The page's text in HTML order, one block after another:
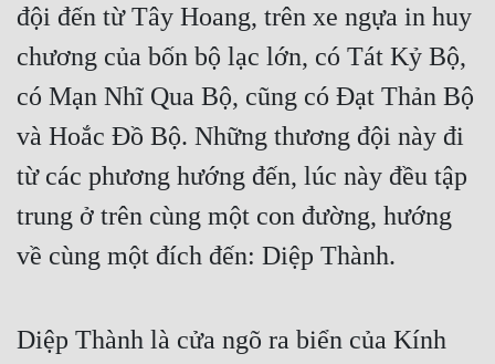
đội đến từ Tây Hoang, trên xe ngựa in huy
chương của bốn bộ lạc lớn, có Tát Kỷ Bộ,
có Mạn Nhĩ Qua Bộ, cũng có Đạt Thản Bộ
và Hoắc Đồ Bộ. Những thương đội này đi
từ các phương hướng đến, lúc này đều tập
trung ở trên cùng một con đường, hướng
về cùng một đích đến: Diệp Thành.
Diệp Thành là cửa ngõ ra biển của Kính